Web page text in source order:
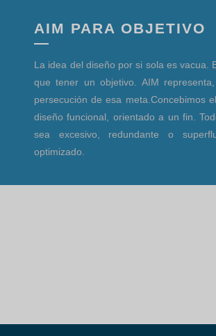
AIM PARA OBJETIVO
La idea del diseño por si sola es vacua.
que tener un objetivo. AIM
persecución de esa meta.Concebimos
diseño funcional, orientado a un fin.
sea excesivo, redundante o
optimizado.